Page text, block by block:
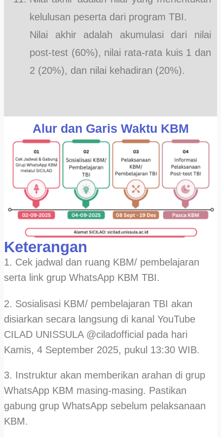
kelulusan peserta dari program TBI.
Nilai akhir adalah akumulasi dari nilai
post-test (60%), nilai rata-rata kuis 1 dan
2 (20%), dan nilai kehadiran (20%).
Alur dan Garis Waktu KBM
Keterangan
1. Cek jadwal dan ruang KBM/ pembelajaran
serta link grup WhatsApp KBM TBI.
2. Sosialisasi KBM/ pembelajaran TBI akan
disiarkan secara langsung di kanal YouTube
CILAD UNISSULA @ciladofficial pada hari
Kamis, 4 September 2025, pukul 13:30 WIB.
3. Instruktur akan memberikan arahan di grup
WhatsApp KBM masing-masing. Pastikan
gabung grup WhatsApp sebelum pelaksanaan
KBM.